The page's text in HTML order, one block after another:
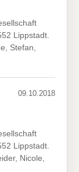
Lippstadt.
Stefan,
09.10.2018
Lippstadt.
Nicole,